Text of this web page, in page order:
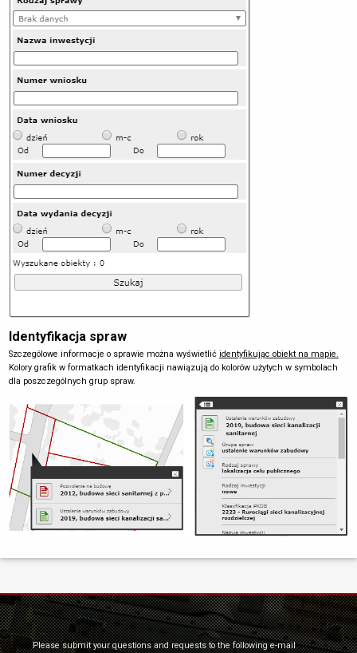
Identyfikacja spraw
Szczególowe informacje o sprawie można wyświetlić identyfikując obiekt na mapie.
Kolory grafik w formatkach identyfikacji nawiązują do kolorów użytych w symbolach
dla poszczególnych grup spraw.
Please submit your questions and requests to the following e-mail